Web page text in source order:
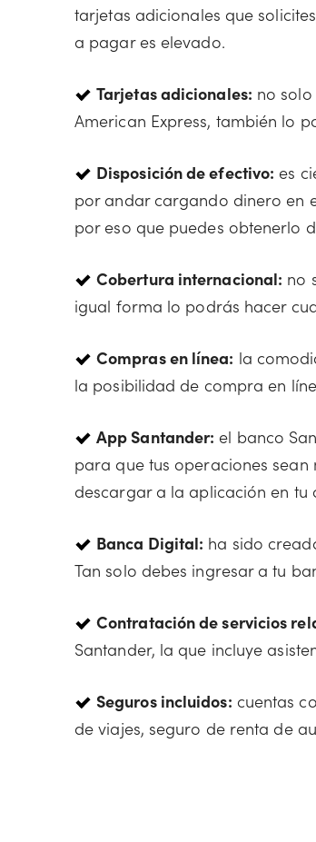
tarjetas adicionales que
a pagar es elevado.
Tarjetas adicionales: no
American Express, también lo
Disposición de efectivo: es
por andar cargando dinero en
por eso que puedes obtenerlo
Cobertura internacional: no
igual forma lo podrás hacer
Compras en línea: la
la posibilidad de compra en
App Santander: el banco
para que tus operaciones
descargar a la aplicación en
Banca Digital: ha sido
Tan solo debes ingresar a tu
Contratación de servicios
Santander, la que incluye
Seguros incluidos: cuentas
de viajes, seguro de renta de